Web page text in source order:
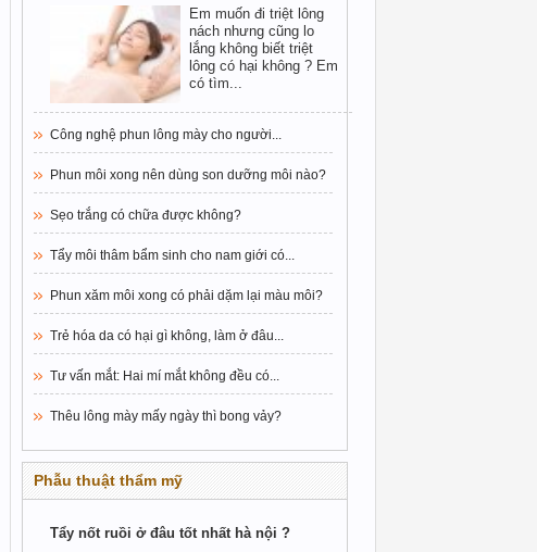
Em muốn đi triệt lông
nách nhưng cũng lo
lắng không biết triệt
lông có hại không ? Em
có tìm...
Công nghệ phun lông mày cho người...
Phun môi xong nên dùng son dưỡng môi nào?
Sẹo trắng có chữa được không?
Tẩy môi thâm bẩm sinh cho nam giới có...
Phun xăm môi xong có phải dặm lại màu môi?
Trẻ hóa da có hại gì không, làm ở đâu...
Tư vấn mắt: Hai mí mắt không đều có...
Thêu lông mày mấy ngày thì bong vảy?
Phẫu thuật thẩm mỹ
Tẩy nốt ruồi ở đâu tốt nhất hà nội ?